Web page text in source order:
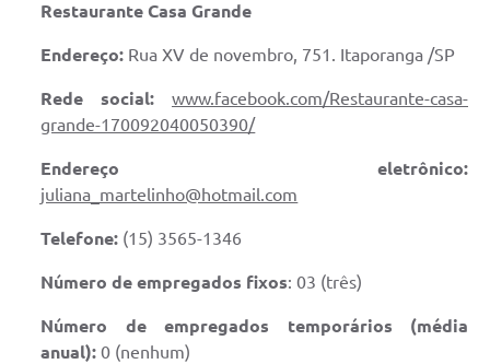
Restaurante Casa Grande
Endereço: Rua XV de novembro, 751. Itaporanga /SP
Rede social: www.facebook.com/Restaurante-casa-
grande-170092040050390/
Endereço eletrônico:
juliana_martelinho@hotmail.com
Telefone: (15) 3565-1346
Número de empregados fixos: 03 (três)
Número de empregados temporários (média
anual):0 (nenhum)